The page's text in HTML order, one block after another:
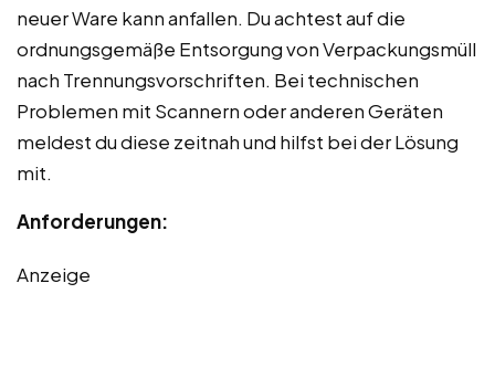
neuer Ware kann anfallen. Du achtest auf die
ordnungsgemäße Entsorgung von Verpackungsmüll
nach Trennungsvorschriften. Bei technischen
Problemen mit Scannern oder anderen Geräten
meldest du diese zeitnah und hilfst bei der Lösung
mit.
Anforderungen:
Anzeige